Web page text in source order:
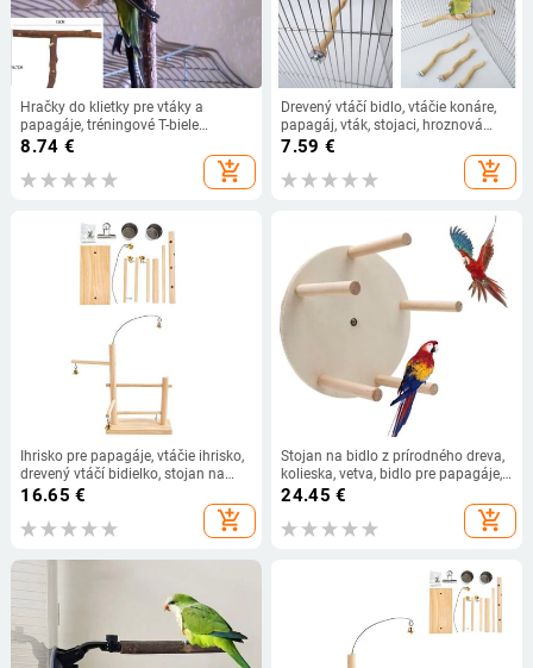
Hračky do klietky pre vtáky a
papagáje, tréningové T-biele
brúsenie žuvacie andulka drevený
8.74 €
add_shopping_cart
Drevený vtáčí bidlo, vtáčie konáre,
papagáj, vták, stojaci, hroznová
palica, hračky pre vtáky, kakadu,
7.59 €
add_shopping_cart
Ihrisko pre papagáje, vtáčie ihrisko,
drevený vtáčí bidielko, stojan na
cvičenie, detské ihrisko s kŕmidlami,
16.65 €
add_shopping_cart
Stojan na bidlo z prírodného dreva,
kolieska, vetva, bidlo pre papagáje,
hračka, vetva, klietka pre vtáky,
24.45 €
add_shopping_cart